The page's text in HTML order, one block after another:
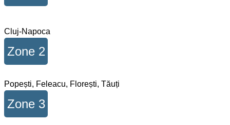
Cluj-Napoca
Zone 2
Popești, Feleacu, Florești, Tăuți
Zone 3